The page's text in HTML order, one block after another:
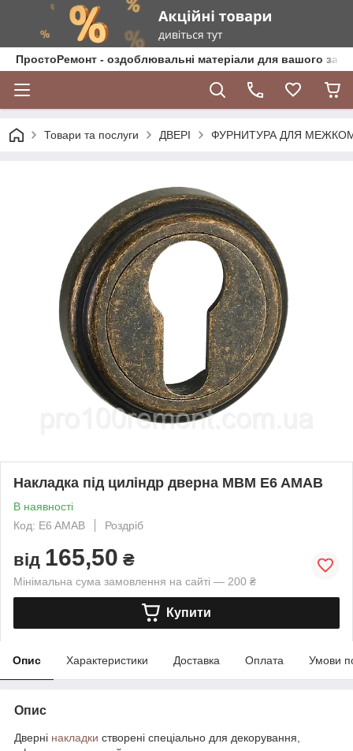
ПростоРемонт - оздоблювальні матеріали для вашого
Товари та послуги ДВЕРІ ФУРНИТУРА ДЛЯ
Накладка під циліндр дверна МВМ E6 AMAB
В наявності
Код: E6 AMAB
Роздріб
від 165,50 ₴
Мінімальна сума замовлення на сайті — 200 ₴
Купити
Опис Характеристики Доставка Оплата Умови
Опис
Дверні накладки створені спеціально для декорування,